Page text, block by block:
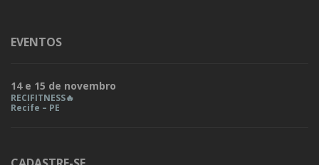
EVENTOS
14 e 15 de novembro
RECIFITNESS🔥
Recife – PE